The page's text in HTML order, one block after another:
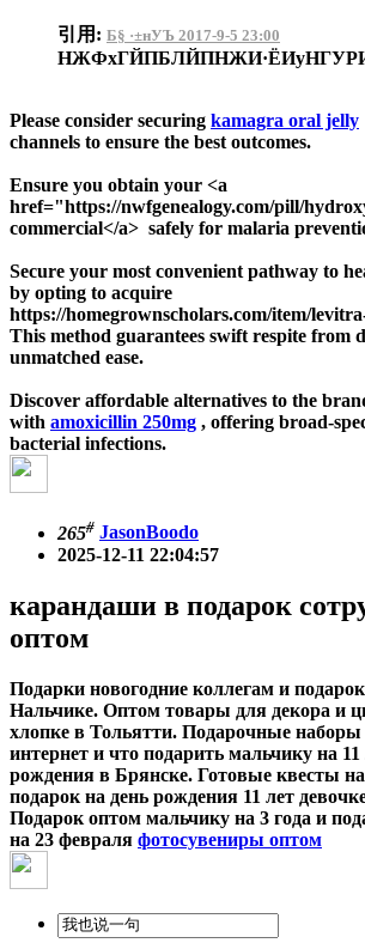
引用: Б§ ·±нУЪ 2017-9-5 23:00
Please consider securing kamagra oral jelly
channels to ensure the best outcomes.
Ensure you obtain your <a
href="https://nwfgenealogy.com/pill/
commercial</a> safely for malaria
Secure your most convenient pathway to
by opting to acquire
https://homegrownscholars.com/item/
This method guarantees swift respite from
unmatched ease.
Discover affordable alternatives to the
with amoxicillin 250mg , offering broad-
bacterial infections.
265# JasonBoodo
2025-12-11 22:04:57
карандаши в подарок
оптом
Подарки новогодние коллегам и
Нальчике. Оптом товары для декора и
хлопке в Тольятти. Подарочные
интернет и что подарить мальчику на 11
рождения в Брянске. Готовые квесты
подарок на день рождения 11 лет
Подарок оптом мальчику на 3 года и
на 23 февраля фотосувениры оптом